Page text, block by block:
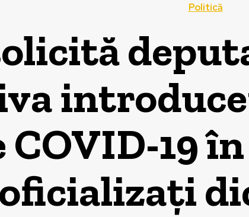
Politică
19
oficializați